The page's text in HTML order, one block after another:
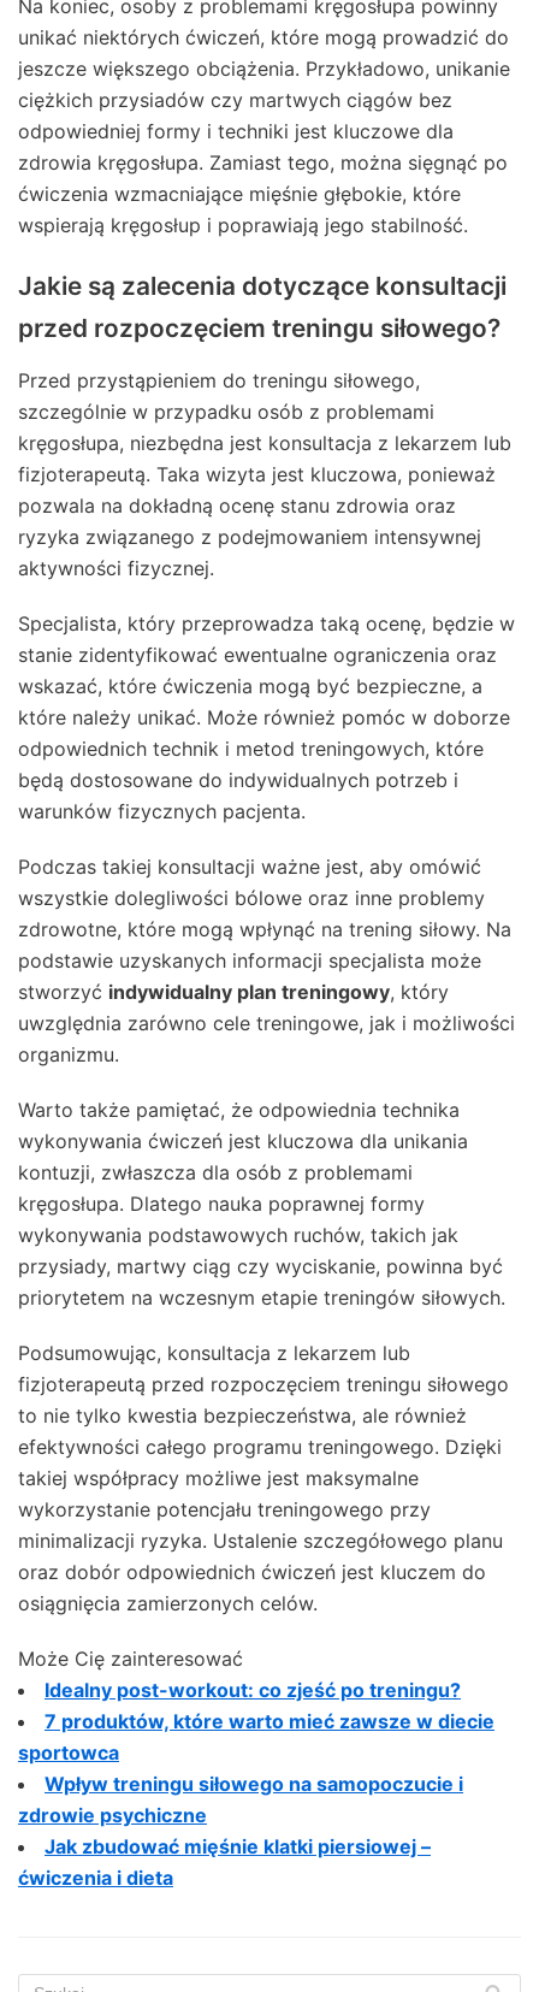
Na koniec, osoby z problemami kręgosłupa powinny
unikać niektórych ćwiczeń, które mogą prowadzić do
jeszcze większego obciążenia. Przykładowo, unikanie
ciężkich przysiadów czy martwych ciągów bez
odpowiedniej formy i techniki jest kluczowe dla
zdrowia kręgosłupa. Zamiast tego, można sięgnąć po
ćwiczenia wzmacniające mięśnie głębokie, które
wspierają kręgosłup i poprawiają jego stabilność.
Jakie są zalecenia dotyczące konsultacji
przed rozpoczęciem treningu siłowego?
Przed przystąpieniem do treningu siłowego,
szczególnie w przypadku osób z problemami
kręgosłupa, niezbędna jest konsultacja z lekarzem lub
fizjoterapeutą. Taka wizyta jest kluczowa, ponieważ
pozwala na dokładną ocenę stanu zdrowia oraz
ryzyka związanego z podejmowaniem intensywnej
aktywności fizycznej.
Specjalista, który przeprowadza taką ocenę, będzie w
stanie zidentyfikować ewentualne ograniczenia oraz
wskazać, które ćwiczenia mogą być bezpieczne, a
które należy unikać. Może również pomóc w doborze
odpowiednich technik i metod treningowych, które
będą dostosowane do indywidualnych potrzeb i
warunków fizycznych pacjenta.
Podczas takiej konsultacji ważne jest, aby omówić
wszystkie dolegliwości bólowe oraz inne problemy
zdrowotne, które mogą wpłynąć na trening siłowy. Na
podstawie uzyskanych informacji specjalista może
stworzyć indywidualny plan treningowy, który
uwzględnia zarówno cele treningowe, jak i możliwości
organizmu.
Warto także pamiętać, że odpowiednia technika
wykonywania ćwiczeń jest kluczowa dla unikania
kontuzji, zwłaszcza dla osób z problemami
kręgosłupa. Dlatego nauka poprawnej formy
wykonywania podstawowych ruchów, takich jak
przysiady, martwy ciąg czy wyciskanie, powinna być
priorytetem na wczesnym etapie treningów siłowych.
Podsumowując, konsultacja z lekarzem lub
fizjoterapeutą przed rozpoczęciem treningu siłowego
to nie tylko kwestia bezpieczeństwa, ale również
efektywności całego programu treningowego. Dzięki
takiej współpracy możliwe jest maksymalne
wykorzystanie potencjału treningowego przy
minimalizacji ryzyka. Ustalenie szczegółowego planu
oraz dobór odpowiednich ćwiczeń jest kluczem do
osiągnięcia zamierzonych celów.
Może Cię zainteresować
Idealny post-workout: co zjeść po treningu?
7 produktów, które warto mieć zawsze w diecie
sportowca
Wpływ treningu siłowego na samopoczucie i
zdrowie psychiczne
Jak zbudować mięśnie klatki piersiowej –
ćwiczenia i dieta